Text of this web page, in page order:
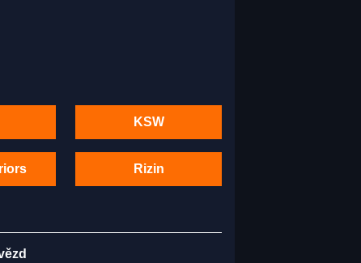
KSW
Rizin